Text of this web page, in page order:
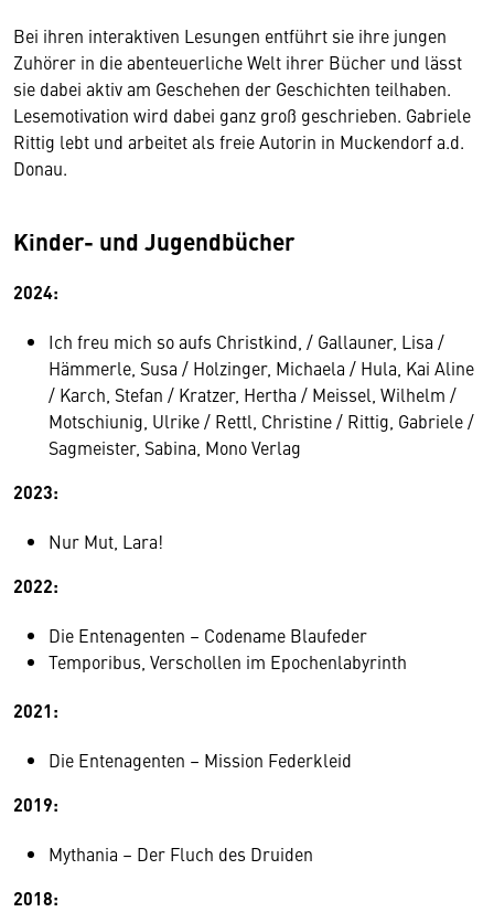
Bei ihren interaktiven Lesungen entführt sie ihre jungen
Zuhörer in die abenteuerliche Welt ihrer Bücher und lässt
sie dabei aktiv am Geschehen der Geschichten teilhaben.
Lesemotivation wird dabei ganz groß geschrieben. Gabriele
Rittig lebt und arbeitet als freie Autorin in Muckendorf a.d.
Donau.
Kinder- und Jugendbücher
2024:
Ich freu mich so aufs Christkind, / Gallauner, Lisa /
Hämmerle, Susa / Holzinger, Michaela / Hula, Kai Aline
/ Karch, Stefan / Kratzer, Hertha / Meissel, Wilhelm /
Motschiunig, Ulrike / Rettl, Christine / Rittig, Gabriele /
Sagmeister, Sabina, Mono Verlag
2023:
Nur Mut, Lara!
2022:
Die Entenagenten – Codename Blaufeder
Temporibus, Verschollen im Epochenlabyrinth
2021:
Die Entenagenten – Mission Federkleid
2019:
Mythania – Der Fluch des Druiden
2018: